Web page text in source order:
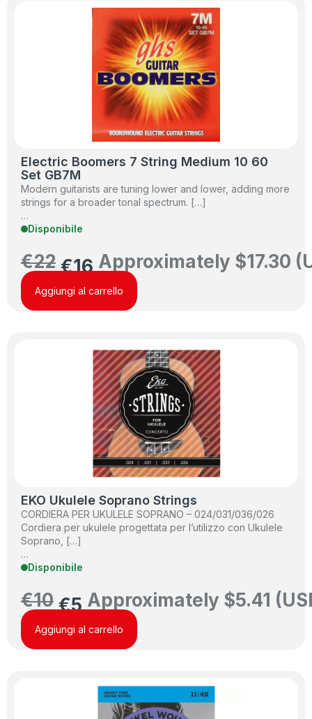
Electric Boomers 7 String Medium 10 60
Set GB7M
Modern guitarists are tuning lower and lower, adding more
strings for a broader tonal spectrum. […]
…
Disponibile
€22 €16 Approximately $17.30
Aggiungi al carrello
EKO Ukulele Soprano Strings
CORDIERA PER UKULELE SOPRANO – 024/031/036/026
Cordiera per ukulele progettata per l’utilizzo con Ukulele
Soprano, […]
…
Disponibile
€10 €5 Approximately $5.41
Aggiungi al carrello